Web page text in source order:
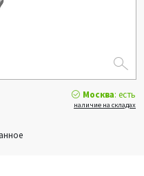
Москва: есть
наличие на складах